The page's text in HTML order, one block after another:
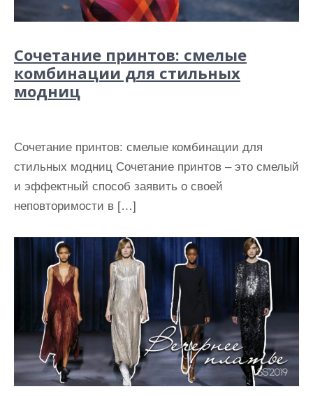
Сочетание принтов: смелые
комбинации для стильных
модниц
Сочетание принтов: смелые комбинации для
стильных модниц Сочетание принтов – это смелый
и эффектный способ заявить о своей
неповторимости в […]